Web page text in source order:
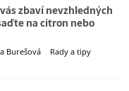
zbaví nevzhledných
na citron nebo
Burešová Rady a tipy